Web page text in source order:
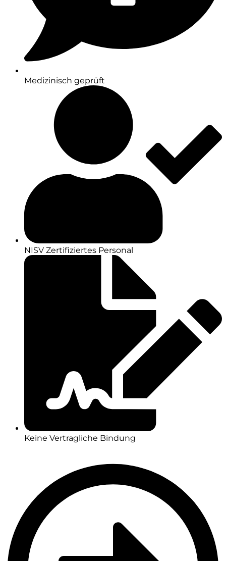
Medizinisch geprüft
NISV Zertifiziertes Personal
Keine Vertragliche Bindung